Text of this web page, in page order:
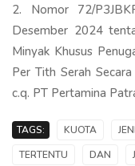
2. Nomor 72/
Desember 2024
Minyak Khusus
Per Tith Serah
c.q. PT Pertamina
TAGS: KUOTA
TERTENTU
DAN